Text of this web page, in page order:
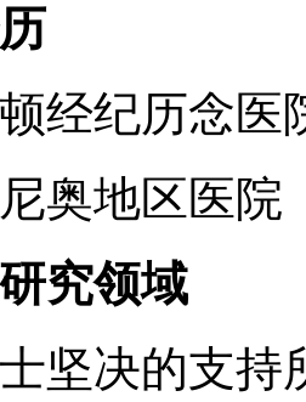
纪历念医
地区医院
究领域
决的支持